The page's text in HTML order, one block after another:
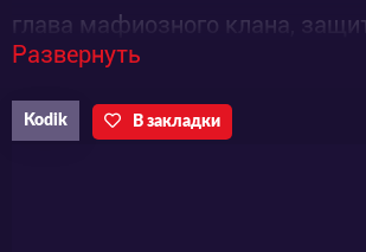
глава мафиозного клана,
лежала на плечах Гоэмона.
скрывается с места
признавшись, что его целью
Развернуть
Kodik В закладки